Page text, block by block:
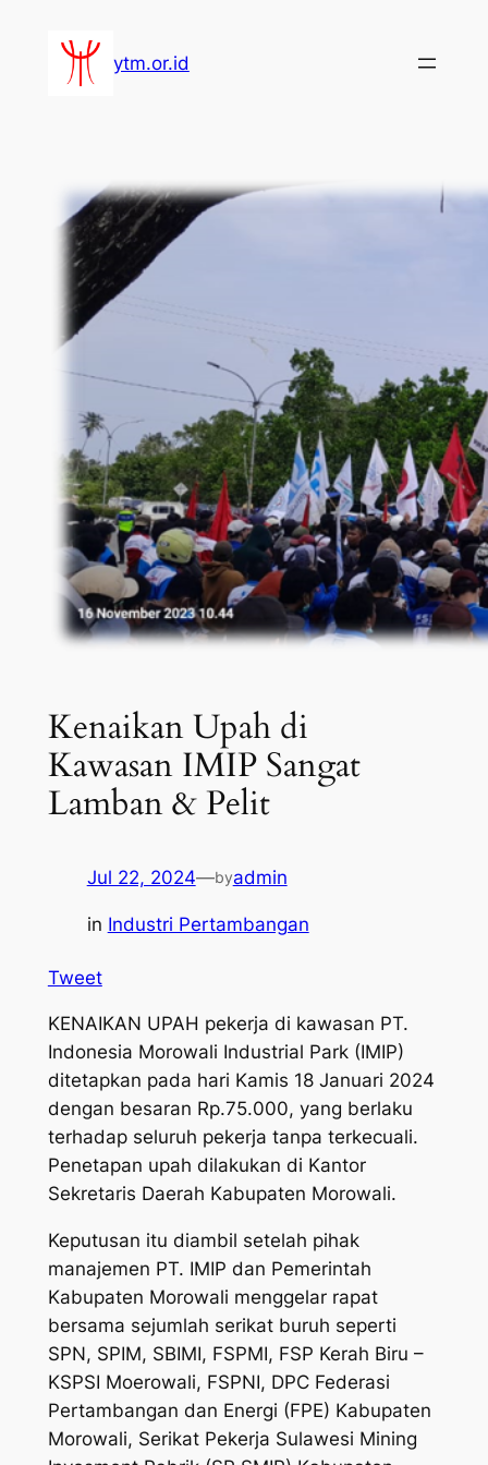
konten
ytm.or.id
Kenaikan Upah di
Kawasan IMIP Sangat
Lamban & Pelit
Jul 22, 2024—byadmin
in Industri Pertambangan
Tweet
KENAIKAN UPAH pekerja di kawasan PT.
Indonesia Morowali Industrial Park (IMIP)
ditetapkan pada hari Kamis 18 Januari 2024
dengan besaran Rp.75.000, yang berlaku
terhadap seluruh pekerja tanpa terkecuali.
Penetapan upah dilakukan di Kantor
Sekretaris Daerah Kabupaten Morowali.
Keputusan itu diambil setelah pihak
manajemen PT. IMIP dan Pemerintah
Kabupaten Morowali menggelar rapat
bersama sejumlah serikat buruh seperti
SPN, SPIM, SBIMI, FSPMI, FSP Kerah Biru –
KSPSI Moerowali, FSPNI, DPC Federasi
Pertambangan dan Energi (FPE) Kabupaten
Morowali, Serikat Pekerja Sulawesi Mining